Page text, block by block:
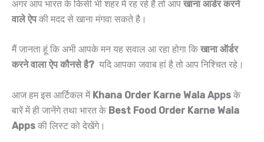
अगर आप भारत के किसी भी शहर में रह रहे है तो आप खाना आर्डर करने
वाले ऐपकी मदद से खाना मंगवा सकते है।
मैं जानता हूं कि अभी आपके मन यह सवाल आ रहा होगा कि खाना ऑर्डर
करने वाला ऐप कौनसे है? यदि आपका जवाब हां है तो आप निश्चित रहे।
आज हम इस आर्टिकल में Khana Order Karne Wala Apps के
बारें में ही जानेंगे तथा भारत के Best Food Order Karne Wala
Apps की लिस्ट को देखेंगे।